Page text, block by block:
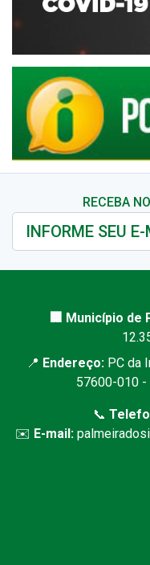
RECEBA
🏢 Município de
📍 Endereço: PC da
57600-010
📞
✉️ E-mail: